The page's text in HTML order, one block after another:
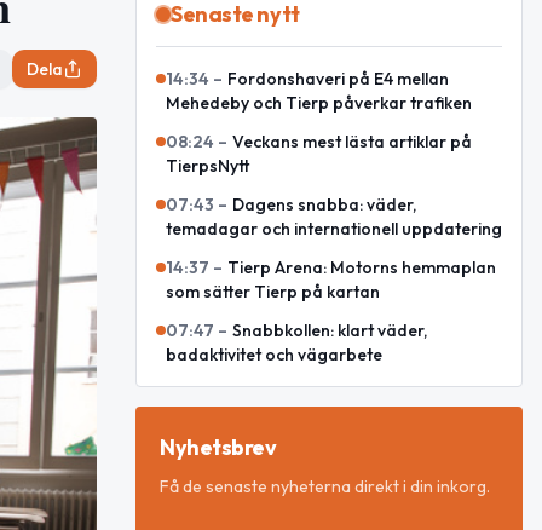
Dela
Senaste nytt
14:34 – Fordonshaveri på E4 mellan
Mehedeby och Tierp påverkar trafiken
08:24 – Veckans mest lästa artiklar på
TierpsNytt
07:43 – Dagens snabba: väder,
temadagar och internationell uppdatering
14:37 – Tierp Arena: Motorns hemmaplan
som sätter Tierp på kartan
07:47 – Snabbkollen: klart väder,
badaktivitet och vägarbete
Nyhetsbrev
Få de senaste nyheterna direkt i din inkorg.